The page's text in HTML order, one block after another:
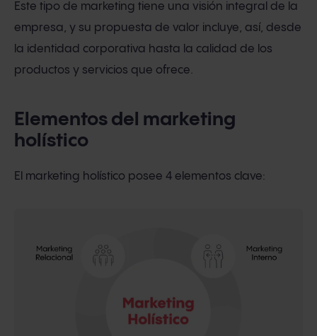
Este tipo de marketing tiene una visión integral de la
empresa, y su propuesta de valor incluye, así, desde
la identidad corporativa hasta la calidad de los
productos y servicios que ofrece.
Elementos del marketing
holístico
El marketing holístico posee 4 elementos clave: